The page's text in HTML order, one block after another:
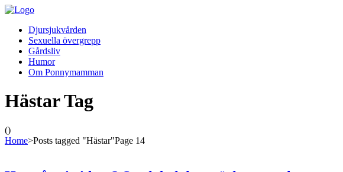
Djursjukvården
Sexuella övergrepp
Gårdsliv
Humor
Om Ponnymamman
Hästar Tag
()
Home>Posts tagged "Hästar"Page 14